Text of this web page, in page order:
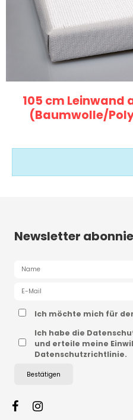
105 cm Leinwand
(Baumwolle/
Newsletter
Ich möchte mich für
Ich habe die
und erteile meine
Datenschutzrichtlinie.
Bestätigen